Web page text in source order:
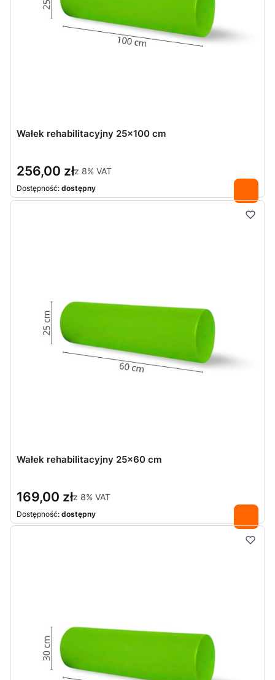
Wałek rehabilitacyjny 25x100 cm
256,00 złz 8% VAT
Dostępność: dostępny
Wałek rehabilitacyjny 25x60 cm
169,00 złz 8% VAT
Dostępność: dostępny